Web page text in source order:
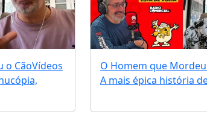
o CãoVídeos
O Homem que
A mais épica história